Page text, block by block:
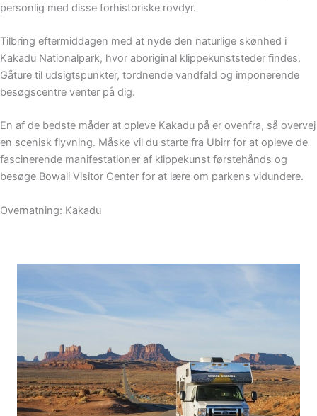
personlig med disse forhistoriske rovdyr.
Tilbring eftermiddagen med at nyde den naturlige skønhed i
Kakadu Nationalpark, hvor aboriginal klippekunststeder findes.
Gåture til udsigtspunkter, tordnende vandfald og imponerende
besøgscentre venter på dig.
En af de bedste måder at opleve Kakadu på er ovenfra, så overvej
en scenisk flyvning. Måske vil du starte fra Ubirr for at opleve de
fascinerende manifestationer af klippekunst førstehånds og
besøge Bowali Visitor Center for at lære om parkens vidundere.
Overnatning: Kakadu